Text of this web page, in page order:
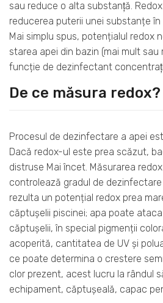
sau reduce o alta substanţă.
reducerea puterii unei substanțe
Mai simplu spus, potențialul redox
starea apei din bazin (mai mult sau
funcție de dezinfectant
De ce măsura redox?
Procesul de dezinfectare a apei
Dacă redox-ul este prea scăzut,
distruse Mai încet. Măsurarea
controlează gradul de
rezulta un potențial redox prea
căptușelii piscinei; apa poate
căptușelii, în special pigmenții
acoperită, cantitatea de UV și
ce poate determina o crestere
clor prezent, acest lucru la rândul
echipament, căptușeală, capac